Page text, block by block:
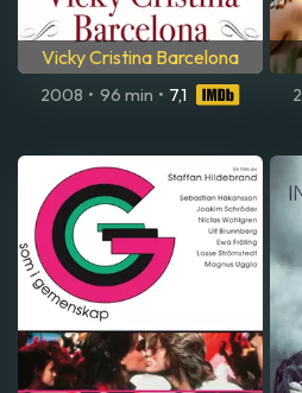
Vicky Cristina Barcelona
2008 • 96 min • 7,1